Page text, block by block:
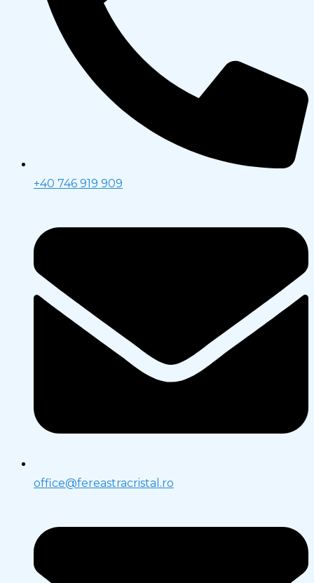
+40 746 919 909
office@fereastracristal.ro